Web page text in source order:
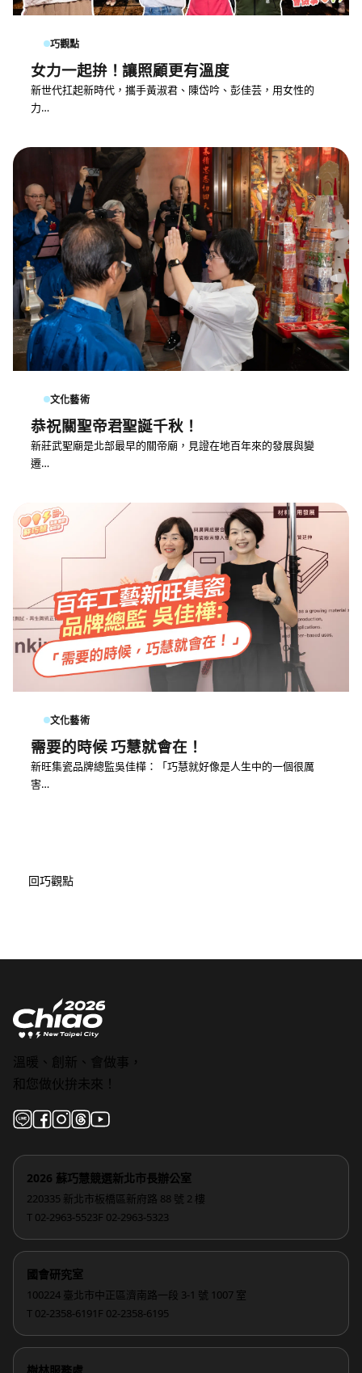
巧觀點
女力一起拚！讓照顧更有溫度
新世代扛起新時代，攜手黃淑君、陳岱吟、彭佳芸，用女性的
力…
文化藝術
恭祝關聖帝君聖誕千秋！
新莊武聖廟是北部最早的關帝廟，見證在地百年來的發展與變
遷…
文化藝術
需要的時候 巧慧就會在！
新旺集瓷品牌總監吳佳樺：「巧慧就好像是人生中的一個很厲
害…
回巧觀點
溫暖、創新、會做事，
和您做伙拚未來！
2026 蘇巧慧競選新北市長辦公室
220335 新北市板橋區新府路 88 號 2 樓
T 02-2963-5523F 02-2963-5323
國會研究室
100224 臺北市中正區濟南路一段 3-1 號 1007 室
T 02-2358-6191 F 02-2358-6195